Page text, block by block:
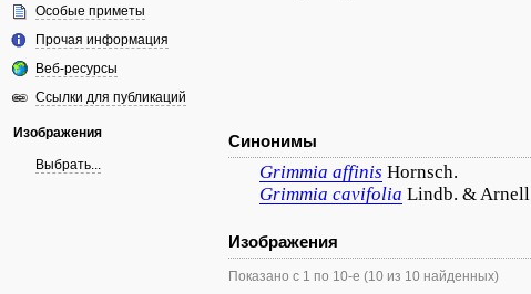
Особые приметы
Прочая информация
Веб-ресурсы
Ссылки для публикаций
Изображения
Выбрать...
Синонимы
Grimmia affinis Hornsch.
Grimmia cavifolia Lindb. & Arnell
Изображения
Показано с 1 по 10-е (10 из 10 найденных)